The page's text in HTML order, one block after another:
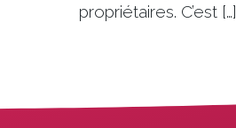
propriétaires. C’est […]